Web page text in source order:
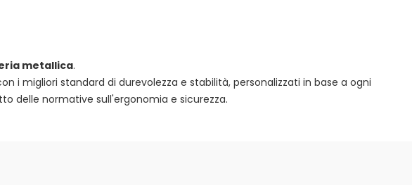
metallica.
i migliori standard di durevolezza e stabilità, personalizzati in base a ogni
delle normative sull'ergonomia e sicurezza.